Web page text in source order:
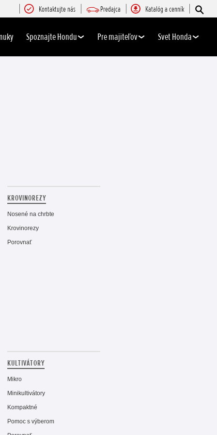
Kontaktujte nás Predajca Katalóg a cenník
Spoznajte Hondu Pre majiteľov Svet Honda
KROVINOREZY
Nosené na chrbte
Krovinorezy
Porovnať
KULTIVÁTORY
Mikro
Minikultivátory
Kompaktné
Pomoc s výberom